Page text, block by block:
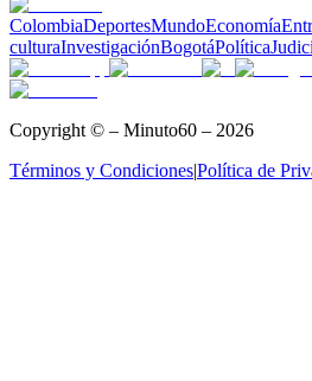
ColombiaDeportesMundoEconomía
culturaInvestigaciónBogotáPolítica
Copyright © – Minuto60 – 2026
Términos y Condiciones|Política de